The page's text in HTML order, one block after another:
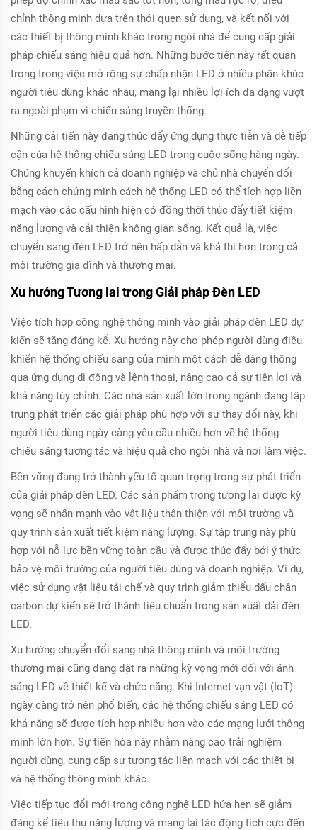
chỉnh thông minh dựa trên thói quen sử dụng, và kết nối với
các thiết bị thông minh khác trong ngôi nhà để cung cấp giải
pháp chiếu sáng hiệu quả hơn. Những bước tiến này rất quan
trọng trong việc mở rộng sự chấp nhận LED ở nhiều phân khúc
người tiêu dùng khác nhau, mang lại nhiều lợi ích đa dạng vượt
ra ngoài phạm vi chiếu sáng truyền thống.
Những cải tiến này đang thúc đẩy ứng dụng thực tiễn và dễ tiếp
cận của hệ thống chiếu sáng LED trong cuộc sống hàng ngày.
Chúng khuyến khích cả doanh nghiệp và chủ nhà chuyển đổi
bằng cách chứng minh cách hệ thống LED có thể tích hợp liền
mạch vào các cấu hình hiện có đồng thời thúc đẩy tiết kiệm
năng lượng và cải thiện không gian sống. Kết quả là, việc
chuyển sang đèn LED trở nên hấp dẫn và khả thi hơn trong cả
môi trường gia đình và thương mại.
Xu hướng Tương lai trong Giải pháp Đèn LED
Việc tích hợp công nghệ thông minh vào giải pháp đèn LED dự
kiến sẽ tăng đáng kể. Xu hướng này cho phép người dùng điều
khiển hệ thống chiếu sáng của mình một cách dễ dàng thông
qua ứng dụng di động và lệnh thoại, nâng cao cả sự tiện lợi và
khả năng tùy chỉnh. Các nhà sản xuất lớn trong ngành đang tập
trung phát triển các giải pháp phù hợp với sự thay đổi này, khi
người tiêu dùng ngày càng yêu cầu nhiều hơn về hệ thống
chiếu sáng tương tác và hiệu quả cho ngôi nhà và nơi làm việc.
Bền vững đang trở thành yếu tố quan trọng trong sự phát triển
của giải pháp đèn LED. Các sản phẩm trong tương lai được kỳ
vọng sẽ nhấn mạnh vào vật liệu thân thiện với môi trường và
quy trình sản xuất tiết kiệm năng lượng. Sự tập trung này phù
hợp với nỗ lực bền vững toàn cầu và được thúc đẩy bởi ý thức
bảo vệ môi trường của người tiêu dùng và doanh nghiệp. Ví dụ,
việc sử dụng vật liệu tái chế và quy trình giảm thiểu dấu chân
carbon dự kiến sẽ trở thành tiêu chuẩn trong sản xuất dải đèn
LED.
Xu hướng chuyển đổi sang nhà thông minh và môi trường
thương mại cũng đang đặt ra những kỳ vọng mới đối với ánh
sáng LED về thiết kế và chức năng. Khi Internet vạn vật (IoT)
ngày càng trở nên phổ biến, các hệ thống chiếu sáng LED có
khả năng sẽ được tích hợp nhiều hơn vào các mạng lưới thông
minh lớn hơn. Sự tiến hóa này nhằm nâng cao trải nghiệm
người dùng, cung cấp sự tương tác liền mạch với các thiết bị
và hệ thống thông minh khác.
Việc tiếp tục đổi mới trong công nghệ LED hứa hẹn sẽ giảm
đáng kể tiêu thụ năng lượng và mang lại tác động tích cực đến